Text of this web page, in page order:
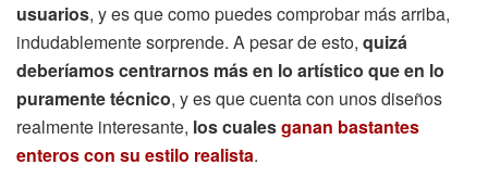
usuarios, y es que como puedes comprobar más arriba,
indudablemente sorprende. A pesar de esto, quizá
deberíamos centrarnos más en lo artístico que en lo
puramente técnico, y es que cuenta con unos diseños
realmente interesante, los cualesganan bastantes
enteros con su estilo realista.